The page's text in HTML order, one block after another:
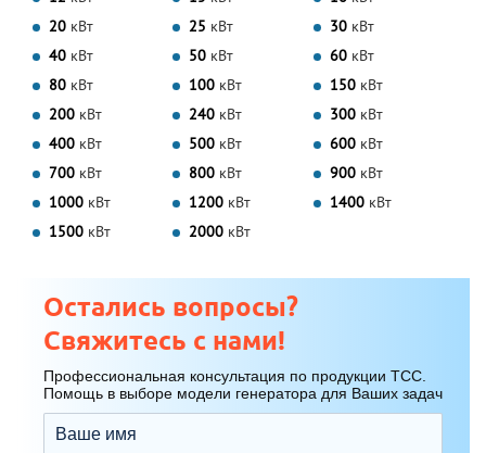
20 кВт 25 кВт 30 кВт
40 кВт 50 кВт 60 кВт
80 кВт 100 кВт 150 кВт
200 кВт 240 кВт 300 кВт
400 кВт 500 кВт 600 кВт
700 кВт 800 кВт 900 кВт
1000 кВт 1200 кВт 1400 кВт
1500 кВт 2000 кВт
Остались вопросы?
Свяжитесь с нами!
Профессиональная консультация по продукции ТСС.
Помощь в выборе модели генератора для Ваших задач